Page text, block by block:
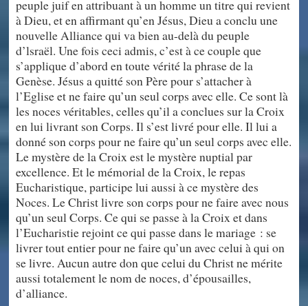
peuple juif en attribuant à un homme un titre qui revient
à Dieu, et en affirmant qu’en Jésus, Dieu a conclu une
nouvelle Alliance qui va bien au-delà du peuple
d’lsraël. Une fois ceci admis, c’est à ce couple que
s’applique d’abord en toute vérité la phrase de la
Genèse. Jésus a quitté son Père pour s’attacher à
l’Eglise et ne faire qu’un seul corps avec elle. Ce sont là
les noces véritables, celles qu’il a conclues sur la Croix
en lui livrant son Corps. Il s’est livré pour elle. Il lui a
donné son corps pour ne faire qu’un seul corps avec elle.
Le mystère de la Croix est le mystère nuptial par
excellence. Et le mémorial de la Croix, le repas
Eucharistique, participe lui aussi à ce mystère des
Noces. Le Christ livre son corps pour ne faire avec nous
qu’un seul Corps. Ce qui se passe à la Croix et dans
l’Eucharistie rejoint ce qui passe dans le mariage : se
livrer tout entier pour ne faire qu’un avec celui à qui on
se livre. Aucun autre don que celui du Christ ne mérite
aussi totalement le nom de noces, d’épousailles,
d’alliance.